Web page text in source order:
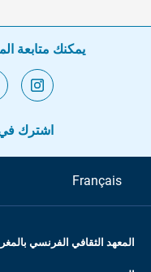
يمكنك متابعة
اشترك في
Français
المعهد الثقافي الفرنسي